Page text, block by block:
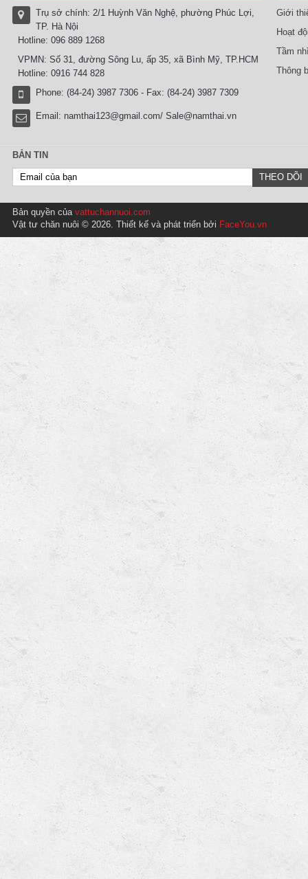
Trụ sở chính: 2/1 Huỳnh Văn Nghệ, phường Phúc Lợi,
TP. Hà Nội
Hotline: 096 889 1268
VPMN: Số 31, đường Sông Lu, ấp 35, xã Bình Mỹ, TP.HCM
Hotline: 0916 744 828
Phone: (84-24) 3987 7306 - Fax: (84-24) 3987 7309
Email: namthai123@gmail.com/ Sale@namthai.vn
Giới
Hoạt
Tầm
Thông
BẢN TIN
Bản quyền của vattuchannuoi.com
Vật tư chăn nuôi © 2026. Thiết kế và phát triển bởi FaceYou.vn